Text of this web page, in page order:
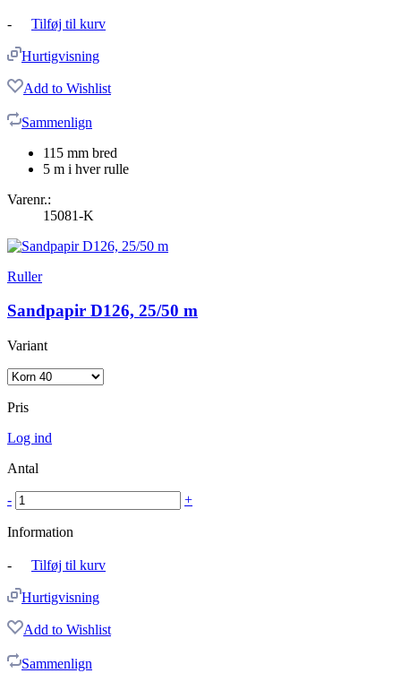
- Tilføj til kurv
Hurtigvisning
Add to Wishlist
Sammenlign
115 mm bred
5 m i hver rulle
Varenr.:
15081-K
Ruller
Sandpapir D126, 25/50 m
Variant
Pris
Log ind
Antal
- +
Information
- Tilføj til kurv
Hurtigvisning
Add to Wishlist
Sammenlign